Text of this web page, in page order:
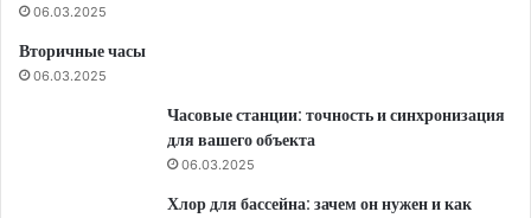
06.03.2025
Вторичные часы
06.03.2025
Часовые станции: точность и синхронизация
для вашего объекта
06.03.2025
Хлор для бассейна: зачем он нужен и как